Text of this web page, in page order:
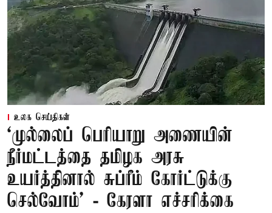
உலக செய்திகள்
‘முல்லைப் பெரியாறு அணையின்
நீர்மட்டத்தை தமிழக அரசு
உயர்த்தினால் சுப்ரீம் கோர்ட்டுக்கு
செல்வோம்' - கேரளா எச்சரிக்கை